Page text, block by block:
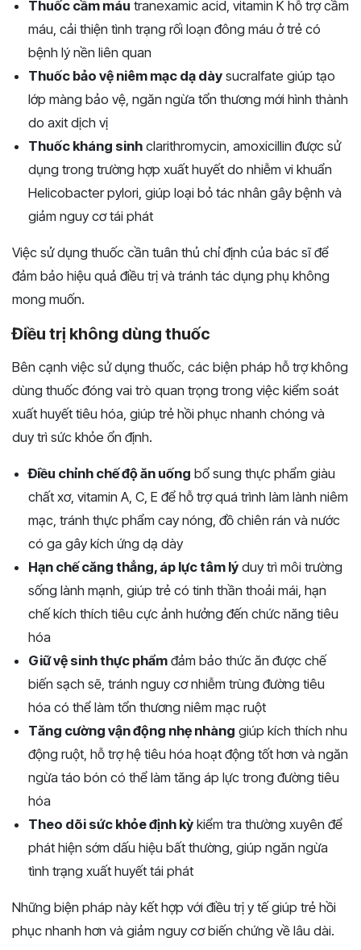
Thuốc cầm máu tranexamic acid, vitamin K hỗ trợ cầm
máu, cải thiện tình trạng rối loạn đông máu ở trẻ có
bệnh lý nền liên quan
Thuốc bảo vệ niêm mạc dạ dày sucralfate giúp tạo
lớp màng bảo vệ, ngăn ngừa tổn thương mới hình thành
do axit dịch vị
Thuốc kháng sinh clarithromycin, amoxicillin được sử
dụng trong trường hợp xuất huyết do nhiễm vi khuẩn
Helicobacter pylori, giúp loại bỏ tác nhân gây bệnh và
giảm nguy cơ tái phát
Việc sử dụng thuốc cần tuân thủ chỉ định của bác sĩ để
đảm bảo hiệu quả điều trị và tránh tác dụng phụ không
mong muốn.
Điều trị không dùng thuốc
Bên cạnh việc sử dụng thuốc, các biện pháp hỗ trợ không
dùng thuốc đóng vai trò quan trọng trong việc kiểm soát
xuất huyết tiêu hóa, giúp trẻ hồi phục nhanh chóng và
duy trì sức khỏe ổn định.
Điều chỉnh chế độ ăn uống bổ sung thực phẩm giàu
chất xơ, vitamin A, C, E để hỗ trợ quá trình làm lành niêm
mạc, tránh thực phẩm cay nóng, đồ chiên rán và nước
có ga gây kích ứng dạ dày
Hạn chế căng thẳng, áp lực tâm lý duy trì môi trường
sống lành mạnh, giúp trẻ có tinh thần thoải mái, hạn
chế kích thích tiêu cực ảnh hưởng đến chức năng tiêu
hóa
Giữ vệ sinh thực phẩm đảm bảo thức ăn được chế
biến sạch sẽ, tránh nguy cơ nhiễm trùng đường tiêu
hóa có thể làm tổn thương niêm mạc ruột
Tăng cường vận động nhẹ nhàng giúp kích thích nhu
động ruột, hỗ trợ hệ tiêu hóa hoạt động tốt hơn và ngăn
ngừa táo bón có thể làm tăng áp lực trong đường tiêu
hóa
Theo dõi sức khỏe định kỳ kiểm tra thường xuyên để
phát hiện sớm dấu hiệu bất thường, giúp ngăn ngừa
tình trạng xuất huyết tái phát
Những biện pháp này kết hợp với điều trị y tế giúp trẻ hồi
phục nhanh hơn và giảm nguy cơ biến chứng về lâu dài.